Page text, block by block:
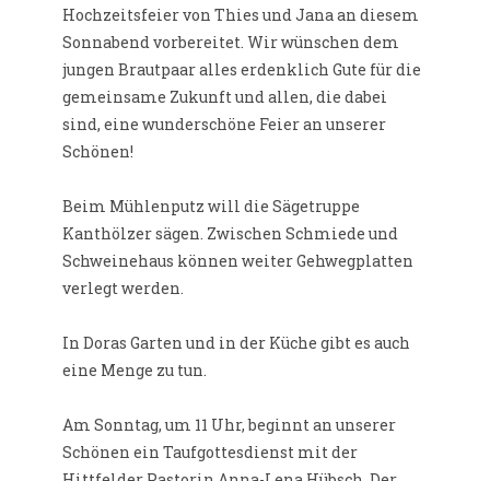
Hochzeitsfeier von Thies und Jana an diesem
Sonnabend vorbereitet. Wir wünschen dem
jungen Brautpaar alles erdenklich Gute für die
gemeinsame Zukunft und allen, die dabei
sind, eine wunderschöne Feier an unserer
Schönen!
Beim Mühlenputz will die Sägetruppe
Kanthölzer sägen. Zwischen Schmiede und
Schweinehaus können weiter Gehwegplatten
verlegt werden.
In Doras Garten und in der Küche gibt es auch
eine Menge zu tun.
Am Sonntag, um 11 Uhr, beginnt an unserer
Schönen ein Taufgottesdienst mit der